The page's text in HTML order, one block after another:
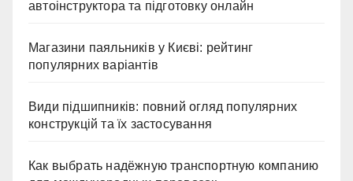
автоінструктора та підготовку онлайн
Магазини паяльників у Києві: рейтинг
популярних варіантів
Види підшипників: повний огляд популярних
конструкцій та їх застосування
Как выбрать надёжную транспортную компанию